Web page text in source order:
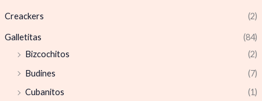
Creackers (2)
Galletitas
(84)
Bizcochitos
(2)
Budines
(7)
Cubanitos
(1)